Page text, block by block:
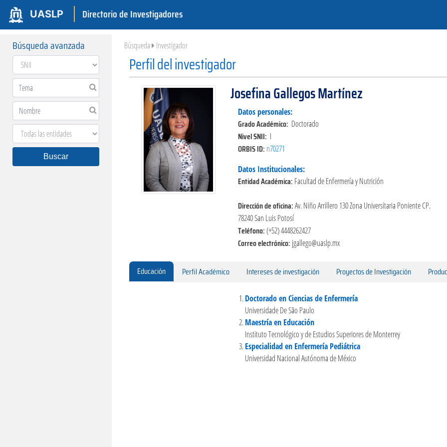
UASLP Directorio de Investigadores
Búsqueda avanzada
Buscar
Búsqueda Investigador
Perfil del investigador
Josefina Gallegos Martínez
Datos personales:
Grado Académico: Doctorado
Nivel SNII: I
ORBIS ID: n70271
Datos Institucionales:
Entidad Académica: Facultad de Enfermería y Nutrición
Dirección de oficina:Av. Niño Arrillero 130 Zona Universitaria Poniente CP.
78240 San Luis Potosí
Teléfono:(+52) 4448262427
Correo electrónico: jgallego@uaslp.mx
Educación Perfil Académico Intereses de investigación Proyectos de Investigación
Doctorado en Ciencias de Enfermería
Universidade De São Paulo
Maestría en Educación
Instituto Tecnológico y de Estudios Superiores de Monterrey
Especialidad en Enfermería Pediátrica
Universidad Nacional Autónoma de México